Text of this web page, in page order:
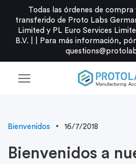
Todas las órdenes de compra
transferido de Proto Labs
Limited y PL Euro Services
B.V. |
Para más información,
menu
Bienvenidos 16/7/2018
Bienvenidos a